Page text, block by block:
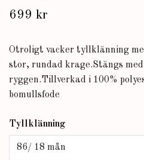
699 kr
Otroligt vacker tyllklänning
stor, rundad krage.Stängs
ryggen.Tillverkad i 100%
bomullsfode
Tyllklänning
86/ 18 mån